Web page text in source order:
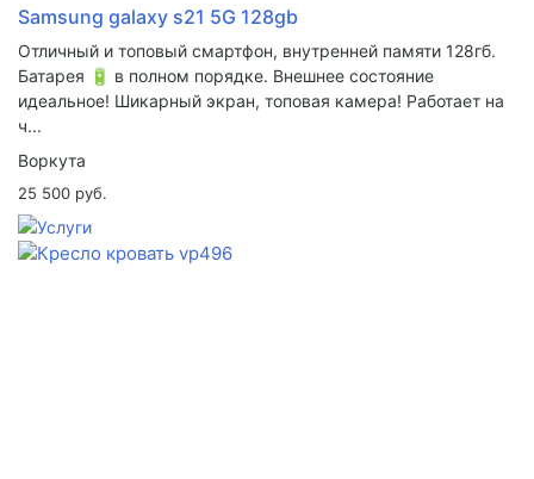
Samsung galaxy s21 5G 128gb
Отличный и топовый смартфон, внутренней памяти 128гб.
Батарея 🔋 в полном порядке. Внешнее состояние
идеальное! Шикарный экран, топовая камера! Работает на
ч...
Воркута
25 500 руб.